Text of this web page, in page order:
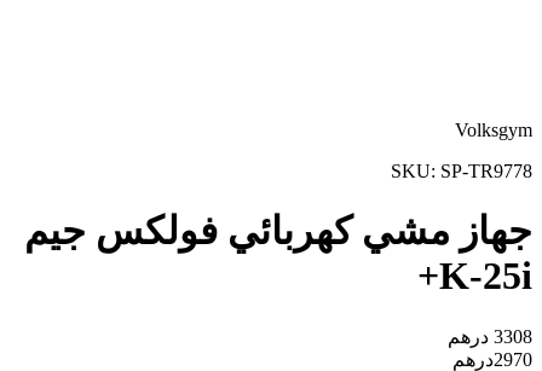
Volksgym
SKU: SP-TR9778
جهاز مشي كهربائي فولكس جيم
K-25i+
3308 درهم
2970درهم